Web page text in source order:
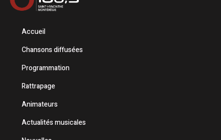
Accueil
Chansons diffusées
Programmation
Rattrapage
Animateurs
Actualités musicales